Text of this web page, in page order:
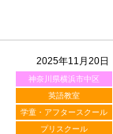
2025年11月20日
神奈川県横浜市中区
英語教室
学童・アフタースクール
プリスクール